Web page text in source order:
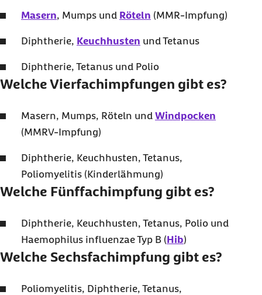
Masern, Mumps und Röteln (MMR-Impfung)
Diphtherie, Keuchhusten und Tetanus
Diphtherie, Tetanus und Polio
Welche Vierfachimpfungen gibt es?
Masern, Mumps, Röteln und Windpocken
(MMRV-Impfung)
Diphtherie, Keuchhusten, Tetanus,
Poliomyelitis (Kinderlähmung)
Welche Fünffachimpfung gibt es?
Diphtherie, Keuchhusten, Tetanus, Polio und
Haemophilus influenzae Typ B (Hib)
Welche Sechsfachimpfung gibt es?
Poliomyelitis, Diphtherie, Tetanus,